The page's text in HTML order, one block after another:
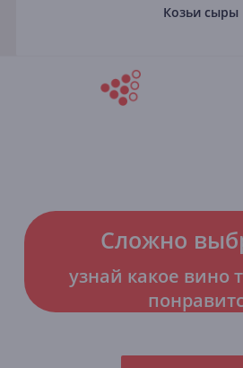
Козьи сыры
Сложно
узнай какое вино